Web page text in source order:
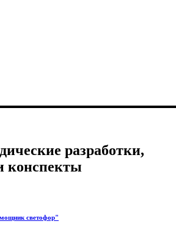
разработки,
конспекты
светофор"